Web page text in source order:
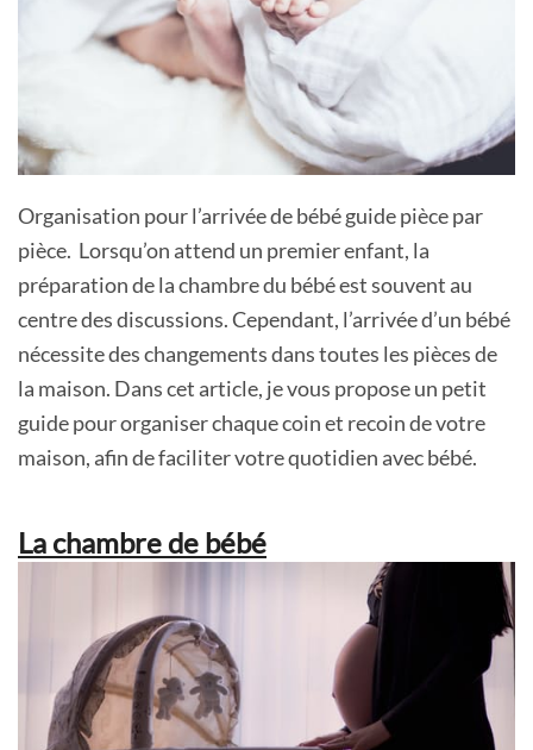
Organisation pour l’arrivée de bébé guide pièce par
pièce. Lorsqu’on attend un premier enfant, la
préparation de la chambre du bébé est souvent au
centre des discussions. Cependant, l’arrivée d’un bébé
nécessite des changements dans toutes les pièces de
la maison. Dans cet article, je vous propose un petit
guide pour organiser chaque coin et recoin de votre
maison, afin de faciliter votre quotidien avec bébé.
La chambre de bébé